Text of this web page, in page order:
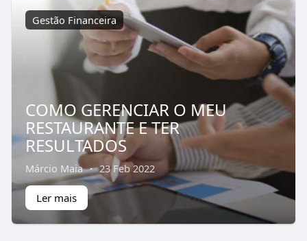
Gestão Financeira
COMO GERENCIAR O MEU
RESTAURANTE E TER
RESULTADOS
Márcio Maia · 23 Feb 2022
Ler mais